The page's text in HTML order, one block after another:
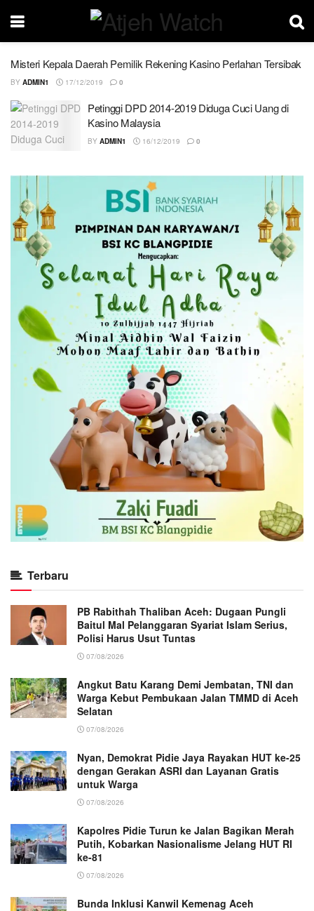
Misteri Kepala Daerah Pemilik Rekening Kasino Perlahan Tersibak
BY ADMIN1 17/12/2019 0
Petinggi DPD 2014-2019 Diduga Cuci Uang di
Kasino Malaysia
BY ADMIN1 16/12/2019 0
Terbaru
PB Rabithah Thaliban Aceh: Dugaan Pungli
Baitul Mal Pelanggaran Syariat Islam Serius,
Polisi Harus Usut Tuntas
07/08/2026
Angkut Batu Karang Demi Jembatan, TNI dan
Warga Kebut Pembukaan Jalan TMMD di Aceh
Selatan
07/08/2026
Nyan, Demokrat Pidie Jaya Rayakan HUT ke-25
dengan Gerakan ASRI dan Layanan Gratis
untuk Warga
07/08/2026
Kapolres Pidie Turun ke Jalan Bagikan Merah
Putih, Kobarkan Nasionalisme Jelang HUT RI
ke-81
07/08/2026
Bunda Inklusi Kanwil Kemenag Aceh